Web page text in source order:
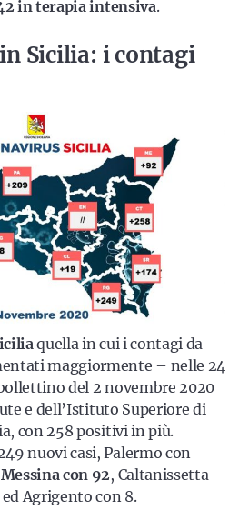
in terapia intensiva.
Sicilia: i contagi
quella in cui i contagi da
maggiormente – nelle 24
del 2 novembre 2020
e dell’Istituto Superiore di
con 258 positivi in più.
nuovi casi, Palermo con
Messina con 92, Caltanissetta
Agrigento con 8.